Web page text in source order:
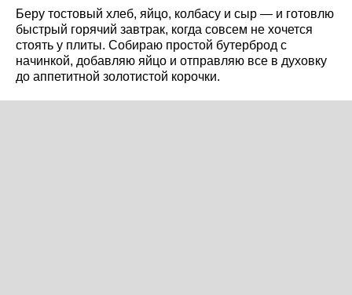
Беру тостовый хлеб, яйцо, колбасу и сыр — и готовлю
быстрый горячий завтрак, когда совсем не хочется
стоять у плиты. Собираю простой бутерброд с
начинкой, добавляю яйцо и отправляю все в духовку
до аппетитной золотистой корочки.